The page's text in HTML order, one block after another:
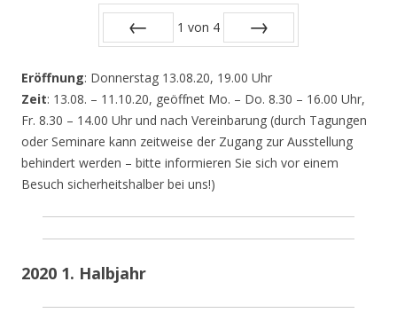
1 von 4
Eröffnung: Donnerstag 13.08.20, 19.00 Uhr
Zeit: 13.08. – 11.10.20, geöffnet Mo. – Do. 8.30 – 16.00 Uhr,
Fr. 8.30 – 14.00 Uhr und nach Vereinbarung (durch Tagungen
oder Seminare kann zeitweise der Zugang zur Ausstellung
behindert werden – bitte informieren Sie sich vor einem
Besuch sicherheitshalber bei uns!)
2020 1. Halbjahr